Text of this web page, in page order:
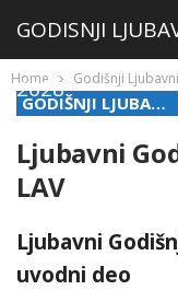
GODISNJI
2028
Home Godišnji
GODIŠNJI LJUBAVNI HOROSKOP
Ljubavni
LAV
Ljubavni
uvodni deo